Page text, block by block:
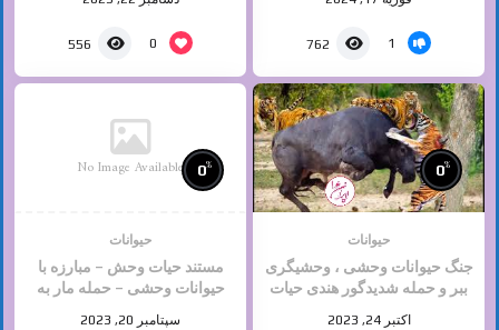
1
762
0
556
0%
حیوانات
جنگ حیوانات وحشی ، وحشیگری
ببر و حمله شدیدگور هندی حیات
اکتبر 24, 2023
No Image Available 0%
حیوانات
مستند حیات وحش – مبارزه با
حیوانات وحشی – حمله مار به
سپتامبر 20, 2023